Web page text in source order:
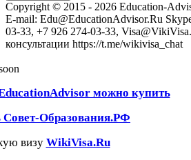
Copyright © 2015 - 2026 Education-
E-mail: Edu@EducationAdvisor.Ru
03-33, +7 926 274-03-33,
консультации https://t.me/wikivisa_chat
можно купить
Совет-Образования.РФ
визу WikiVisa.Ru